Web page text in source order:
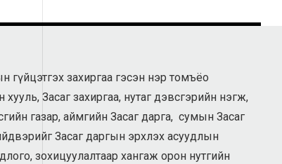
захиргаа гэсэн нэр томъёо
Засаг захиргаа, нутаг дэвсгэрийн нэгж,
газар, аймгийн Засаг дарга, сумын Засаг
Засаг даргын эрхлэх асуудлын
зохицуулалтаар хангаж орон нутгийн